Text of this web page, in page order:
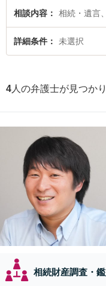
鑑定のトラブルを今すぐに弁
ブル解決の実績豊富な近くの
調査・鑑定を法律相談できる
相談内容 相続・遺言
詳細条件 未選択
4 人の弁護士が見つか
相続財産調査・